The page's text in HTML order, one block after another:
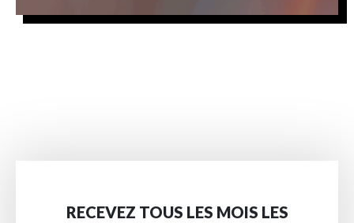
RECEVEZ TOUS LES MOIS LES